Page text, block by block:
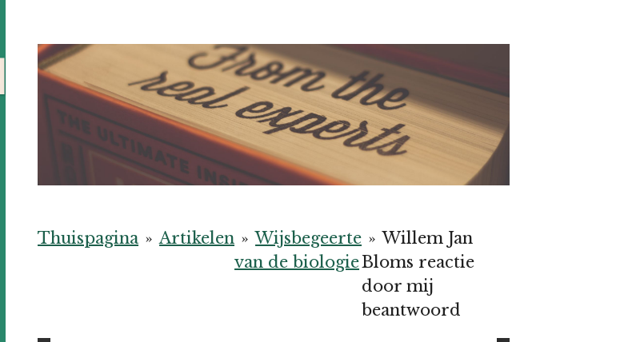
Thuispagina » Artikelen » Wijsbegeerte
van de biologie
» Willem Jan
Bloms reactie
door mij
beantwoord